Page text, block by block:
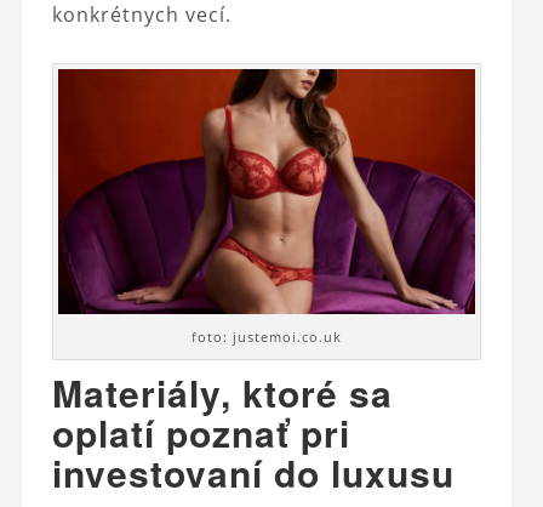
konkrétnych vecí.
foto: justemoi.co.uk
Materiály, ktoré sa
oplatí poznať pri
investovaní do luxusu